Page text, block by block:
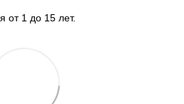
от 1 до 15 лет.